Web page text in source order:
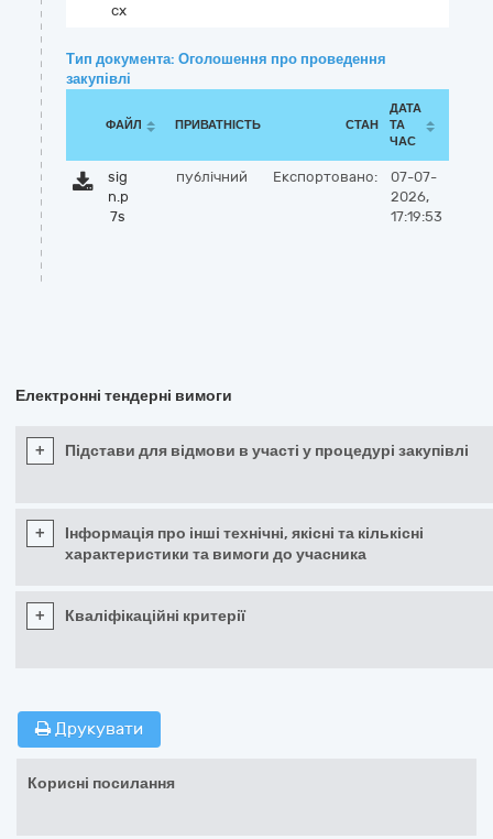
cx
Тип документа: Оголошення про проведення
закупівлі
ФАЙЛ ПРИВАТНІСТЬ СТАН
ДАТА
ТА
ЧАС
sig
n.p
7s
публічний Експортовано:
07-07-
2026,
17:19:53
Електронні тендерні вимоги
+ Підстави для відмови в участі у процедурі закупівлі
+
Інформація про інші технічні, якісні та кількісні
характеристики та вимоги до учасника
+ Кваліфікаційні критерії
Друкувати
Корисні посилання